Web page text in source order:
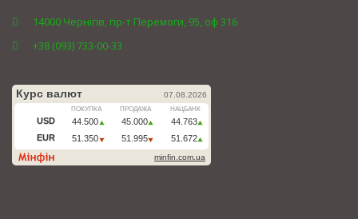
14000 Чернігів, пр-т Перемоги, 95, оф 316
+38 (093) 733-00-33